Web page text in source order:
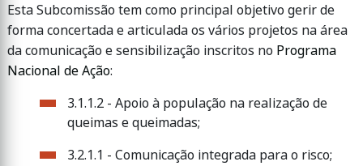
Esta Subcomissão tem como principal objetivo gerir de
forma concertada e articulada os vários projetos na área
da comunicação e sensibilização inscritos no Programa
Nacional de Ação:
3.1.1.2 - Apoio à população na realização de
queimas e queimadas;
3.2.1.1 - Comunicação integrada para o risco;